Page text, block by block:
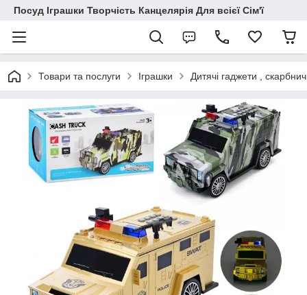
Посуд Іграшки Творчість Канцелярія Для всієї Сім'ї
Товари та послуги Іграшки Дитячі гаджети ,